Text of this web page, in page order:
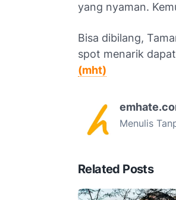
yang nyaman.
Bisa dibilang,
spot menarik
(mht)
Menulis
Related Posts